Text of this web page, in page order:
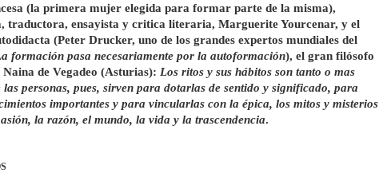
(la primera mujer elegida para formar parte de la misma),
traductora, ensayista y critica literaria, Marguerite Yourcenar, y el
(Peter Drucker, uno de los grandes expertos mundiales del
formación pasa necesariamente por la autoformación), el gran filósofo
Naina de Vegadeo (Asturias): Los ritos y sus hábitos son tanto o mas
las personas, pues, sirven para dotarlas de sentido y significado, para
importantes y para vincularlas con la épica, los mitos y misterios
la razón, el mundo, la vida y la trascendencia.